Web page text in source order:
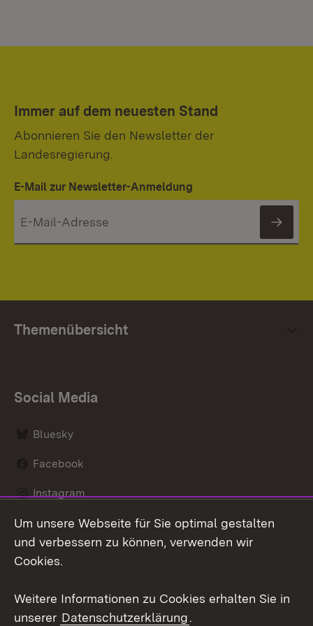
Immer auf dem neuesten Stand
Abonnieren Sie den Newsletter der
Landesregierung.
E-Mail zur Newsletter-Anmeldung
Themenübersicht
Social Media
Bluesky
Facebook
Instagram
LinkedIn
Um unsere Webseite für Sie optimal gestalten
und verbessern zu können, verwenden wir
Cookies.
Weitere Informationen zu Cookies erhalten Sie in
unserer Datenschutzerklärung.